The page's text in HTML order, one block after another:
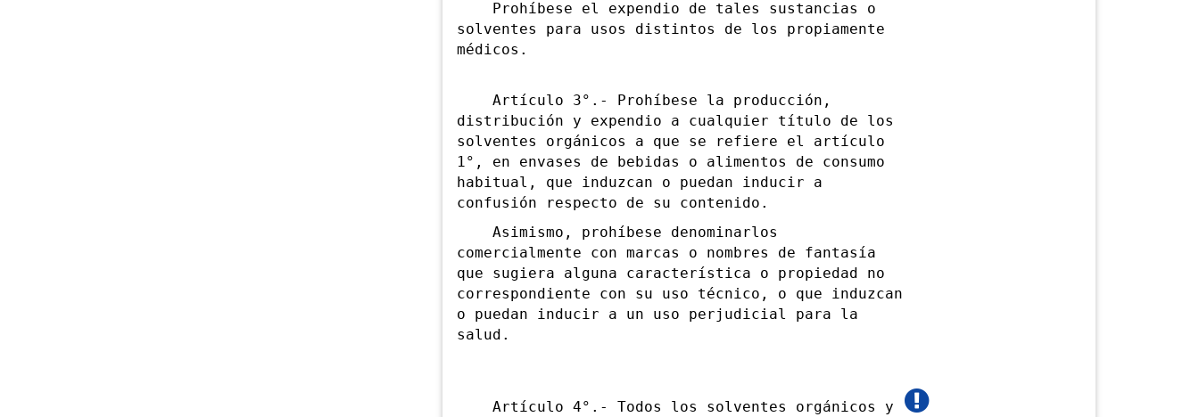
Prohíbese el expendio de tales sustancias o
solventes para usos distintos de los propiamente
médicos.
Artículo 3°.- Prohíbese la producción,
distribución y expendio a cualquier título de los
solventes orgánicos a que se refiere el artículo
1°, en envases de bebidas o alimentos de consumo
habitual, que induzcan o puedan inducir a
confusión respecto de su contenido.
Asimismo, prohíbese denominarlos
comercialmente con marcas o nombres de fantasía
que sugiera alguna característica o propiedad no
correspondiente con su uso técnico, o que induzcan
o puedan inducir a un uso perjudicial para la
salud.
Artículo 4°.- Todos los solventes orgánicos y